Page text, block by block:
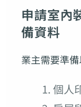
申請室內
備資料
業主需要準備
個人